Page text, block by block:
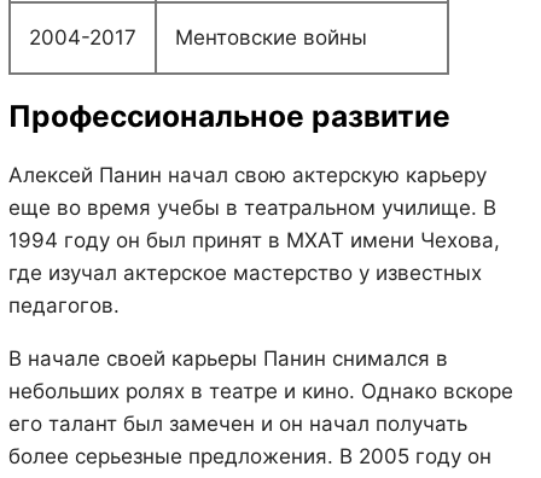
2004-2017 Ментовские войны
Профессиональное развитие
Алексей Панин начал свою актерскую карьеру
еще во время учебы в театральном училище. В
1994 году он был принят в МХАТ имени Чехова,
где изучал актерское мастерство у известных
педагогов.
В начале своей карьеры Панин снимался в
небольших ролях в театре и кино. Однако вскоре
его талант был замечен и он начал получать
более серьезные предложения. В 2005 году он